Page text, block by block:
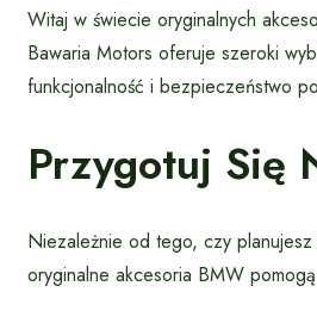
Witaj w świecie oryginalnych
Bawaria Motors oferuje szeroki
funkcjonalność i bezpieczeństwo
Przygotuj Się
Niezależnie od tego, czy
oryginalne akcesoria BMW